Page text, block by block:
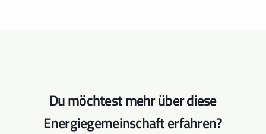
Du möchtest mehr über diese
Energiegemeinschaft erfahren?